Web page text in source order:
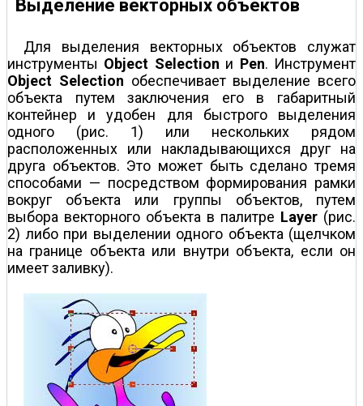
Выделение векторных объектов
Для выделения векторных объектов служат
инструменты Object Selection и Pen. Инструмент
Object Selection обеспечивает выделение всего
объекта путем заключения его в габаритный
контейнер и удобен для быстрого выделения
одного (рис. 1) или нескольких рядом
расположенных или накладывающихся друг на
друга объектов. Это может быть сделано тремя
способами — посредством формирования рамки
вокруг объекта или группы объектов, путем
выбора векторного объекта в палитре Layer (рис.
2) либо при выделении одного объекта (щелчком
на границе объекта или внутри объекта, если он
имеет заливку).